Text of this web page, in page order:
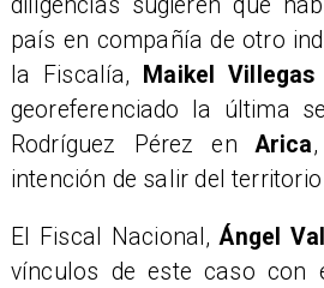
país en compañía de otro
la Fiscalía,
Maikel Villegas
georeferenciado la última
Rodríguez Pérez en Arica
intención de salir del
​El Fiscal Nacional,Ángel
vínculos de este caso con